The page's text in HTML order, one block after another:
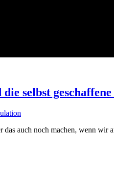
selbst
auch noch machen, wenn